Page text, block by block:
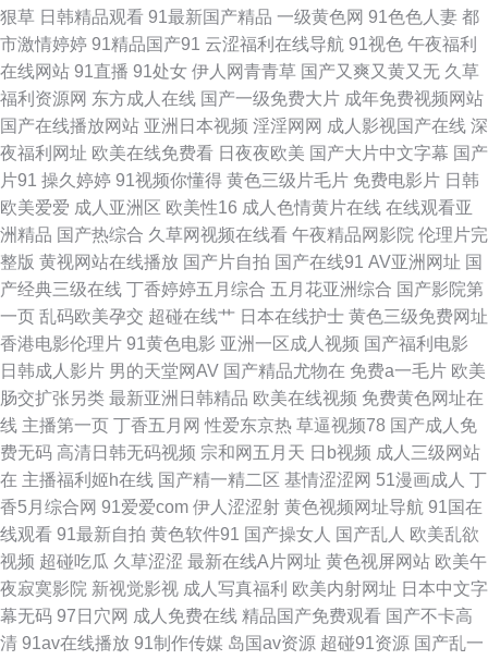
情网图片 91视频夫妻 东京热成人网站 精品国产九九九 欧美婷婷综合 97色色
婷婷 国产精品黄 狼牙五月天婷婷 日本有码第9页 自慰喷涌一线天 A片日韩
国产探花传媒 男人的AV3级 日日干天天日 亚洲色图少妇 97综合 豆花精品福
类综合 欧美另类天堂 天堂激情 在线看污视频 av福利网址 国产精诚精品 欧美
∨a在线 天堂资源网欧美色 91se在线观看 白虎美女爆操91 韩国福利电影网
欧美轮理 亚州三级视频 91在线swag 大香蕉伊人现现 狼友伊人青青草 91超
在碰 国内精品第一页 人妖av 亚洲污久 97人人做视频 国产精品撸色网 美女
九一社 探花精品系列 69超碰 www毛毛片 久操视频网 日韩国产传媒 影音先
锋欧美性爱 ts伪娘网站 韩国AV在线青青 欧美日韩蜜臀 天天草草天天色色 91
剧场a深夜看 久草视频在线毛片 日韩成人社区 中日韩一级 白丝在线电影91
狠草 日韩精品观看 91最新国产精品 一级黄色网 91色色人妻 都
市激情婷婷 91精品国产91 云涩福利在线导航 91视色 午夜福利
在线网站 91直播 91处女 伊人网青青草 国产又爽又黄又无 久草
福利资源网 东方成人在线 国产一级免费大片 成年免费视频网站
国产在线播放网站 亚洲日本视频 淫淫网网 成人影视国产在线 深
夜福利网址 欧美在线免费看 日夜夜欧美 国产大片中文字幕 国产
片91 操久婷婷 91视频你懂得 黄色三级片毛片 免费电影片 日韩
欧美爱爱 成人亚洲区 欧美性16 成人色情黄片在线 在线观看亚
洲精品 国产热综合 久草网视频在线看 午夜精品网影院 伦理片完
整版 黄视网站在线播放 国产片自拍 国产在线91 AV亚洲网址 国
产经典三级在线 丁香婷婷五月综合 五月花亚洲综合 国产影院第
一页 乱码欧美孕交 超碰在线艹 日本在线护士 黄色三级免费网址
香港电影伦理片 91黄色电影 亚洲一区成人视频 国产福利电影
日韩成人影片 男的天堂网AV 国产精品尤物在 免费a一毛片 欧美
肠交扩张另类 最新亚洲日韩精品 欧美在线视频 免费黄色网址在
线 主播第一页 丁香五月网 性爱东京热 草逼视频78 国产成人免
费无码 高清日韩无码视频 宗和网五月天 日b视频 成人三级网站
在 主播福利姬h在线 国产精一精二区 基情涩涩网 51漫画成人 丁
香5月综合网 91爱爱com 伊人涩涩射 黄色视频网址导航 91国在
线观看 91最新自拍 黄色软件91 国产操女人 国产乱人 欧美乱欲
视频 超碰吃瓜 久草涩涩 最新在线A片网址 黄色视屏网站 欧美午
夜寂寞影院 新视觉影视 成人写真福利 欧美内射网址 日本中文字
幕无码 97日穴网 成人免费在线 精品国产免费观看 国产不卡高
清 91av在线播放 91制作传媒 岛国av资源 超碰91资源 国产乱一